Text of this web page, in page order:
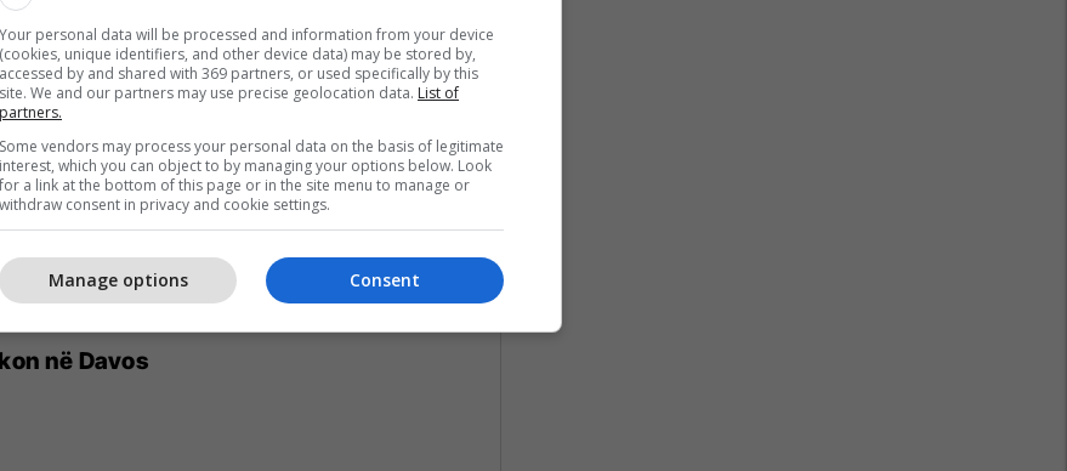
në Davos
Your personal data will be processed and information from your device
(cookies, unique identifiers, and other device data) may be stored by,
accessed by and shared with 369 partners, or used specifically by this
site. We and our partners may use precise geolocation data. List of
partners.
Some vendors may process your personal data on the basis of legitimate
interest, which you can object to by managing your options below. Look
for a link at the bottom of this page or in the site menu to manage or
withdraw consent in privacy and cookie settings.
Consent
Manage options